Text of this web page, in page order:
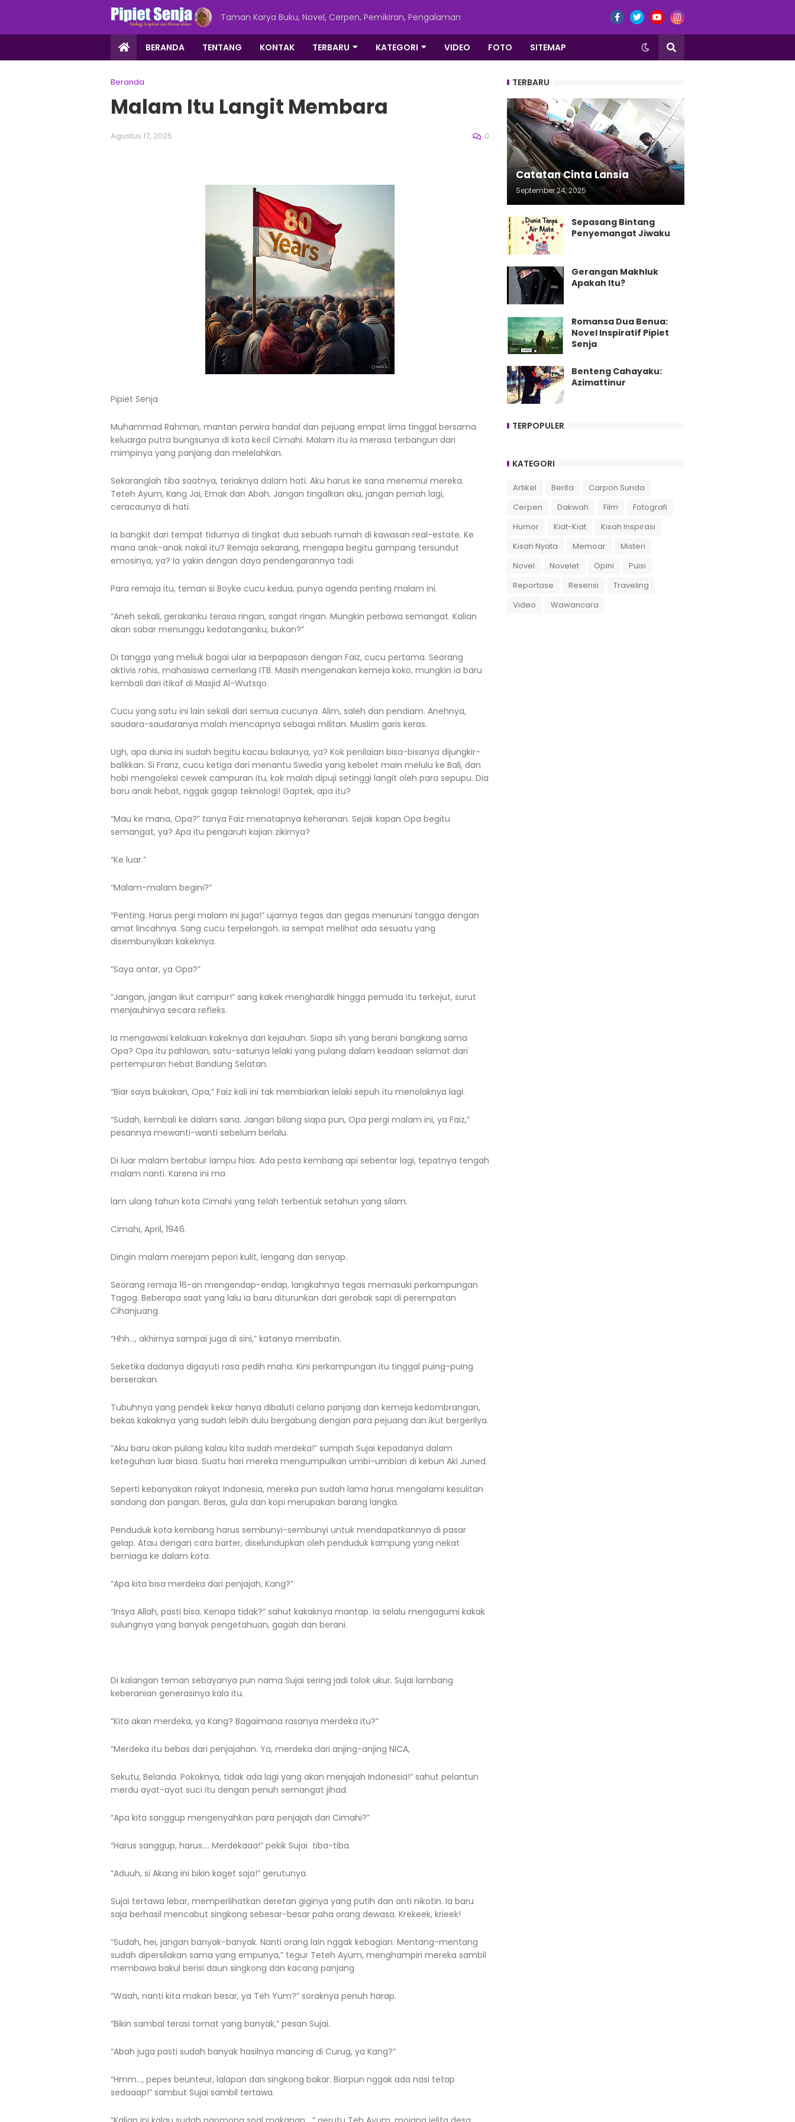
Taman Karya Buku, Novel, Cerpen, Pemikiran, Pengalaman
BERANDA TENTANG KONTAK TERBARU KATEGORI VIDEO FOTO SITEMAP
Beranda
Malam Itu Langit Membara
Agustus 17, 2025 0
Pipiet Senja
Muhammad Rahman, mantan perwira handal dan pejuang empat lima tinggal bersama
keluarga putra bungsunya di kota kecil Cimahi. Malam itu ia merasa terbangun dari
mimpinya yang panjang dan melelahkan.
Sekaranglah tiba saatnya, teriaknya dalam hati. Aku harus ke sana menemui mereka.
Teteh Ayum, Kang Jai, Emak dan Abah. Jangan tingalkan aku, jangan pernah lagi,
ceracaunya di hati.
Ia bangkit dari tempat tidurnya di tingkat dua sebuah rumah di kawasan real-estate. Ke
mana anak-anak nakal itu? Remaja sekarang, mengapa begitu gampang tersundut
emosinya, ya? Ia yakin dengan daya pendengarannya tadi.
Para remaja itu, teman si Boyke cucu kedua, punya agenda penting malam ini.
“Aneh sekali, gerakanku terasa ringan, sangat ringan. Mungkin perbawa semangat. Kalian
akan sabar menunggu kedatanganku, bukan?”
Di tangga yang meliuk bagai ular ia berpapasan dengan Faiz, cucu pertama. Seorang
aktivis rohis, mahasiswa cemerlang ITB. Masih mengenakan kemeja koko, mungkin ia baru
kembali dari itikaf di Masjid Al-Wutsqo.
Cucu yang satu ini lain sekali dari semua cucunya. Alim, saleh dan pendiam. Anehnya,
saudara-saudaranya malah mencapnya sebagai militan. Muslim garis keras.
Ugh, apa dunia ini sudah begitu kacau balaunya, ya? Kok penilaian bisa-bisanya dijungkir-
balikkan. Si Franz, cucu ketiga dari menantu Swedia yang kebelet main melulu ke Bali, dan
hobi mengoleksi cewek campuran itu, kok malah dipuji setinggi langit oleh para sepupu. Dia
baru anak hebat, nggak gagap teknologi! Gaptek, apa itu?
“Mau ke mana, Opa?” tanya Faiz menatapnya keheranan. Sejak kapan Opa begitu
semangat, ya? Apa itu pengaruh kajian zikirnya?
“Ke luar.”
“Malam-malam begini?”
“Penting. Harus pergi malam ini juga!” ujarnya tegas dan gegas menuruni tangga dengan
amat lincahnya. Sang cucu terpelongoh. Ia sempat melihat ada sesuatu yang
disembunyikan kakeknya.
“Saya antar, ya Opa?”
“Jangan, jangan ikut campur!” sang kakek menghardik hingga pemuda itu terkejut, surut
menjauhinya secara refleks.
Ia mengawasi kelakuan kakeknya dari kejauhan. Siapa sih yang berani bangkang sama
Opa? Opa itu pahlawan, satu-satunya lelaki yang pulang dalam keadaan selamat dari
pertempuran hebat Bandung Selatan.
“Biar saya bukakan, Opa,” Faiz kali ini tak membiarkan lelaki sepuh itu menolaknya lagi.
“Sudah, kembali ke dalam sana. Jangan bilang siapa pun, Opa pergi malam ini, ya Faiz,”
pesannya mewanti-wanti sebelum berlalu.
Di luar malam bertabur lampu hias. Ada pesta kembang api sebentar lagi, tepatnya tengah
malam nanti. Karena ini ma
lam ulang tahun kota Cimahi yang telah terbentuk setahun yang silam.
Cimahi, April, 1946.
Dingin malam merejam pepori kulit, lengang dan senyap.
Seorang remaja 16-an mengendap-endap, langkahnya tegas memasuki perkampungan
Tagog. Beberapa saat yang lalu ia baru diturunkan dari gerobak sapi di perempatan
Cihanjuang.
“Hhh…, akhirnya sampai juga di sini,” katanya membatin.
Seketika dadanya digayuti rasa pedih maha. Kini perkampungan itu tinggal puing-puing
berserakan.
Tubuhnya yang pendek kekar hanya dibaluti celana panjang dan kemeja kedombrangan,
bekas kakaknya yang sudah lebih dulu bergabung dengan para pejuang dan ikut bergerilya.
“Aku baru akan pulang kalau kita sudah merdeka!” sumpah Sujai kepadanya dalam
keteguhan luar biasa. Suatu hari mereka mengumpulkan umbi-umbian di kebun Aki Juned.
Seperti kebanyakan rakyat Indonesia, mereka pun sudah lama harus mengalami kesulitan
sandang dan pangan. Beras, gula dan kopi merupakan barang langka.
Penduduk kota kembang harus sembunyi-sembunyi untuk mendapatkannya di pasar
gelap. Atau dengan cara barter, diselundupkan oleh penduduk kampung yang nekat
berniaga ke dalam kota.
“Apa kita bisa merdeka dari penjajah, Kang?”
“Insya Allah, pasti bisa. Kenapa tidak?” sahut kakaknya mantap. Ia selalu mengagumi kakak
sulungnya yang banyak pengetahuan, gagah dan berani.
Di kalangan teman sebayanya pun nama Sujai sering jadi tolok ukur. Sujai lambang
keberanian generasinya kala itu.
“Kita akan merdeka, ya Kang? Bagaimana rasanya merdeka itu?”
“Merdeka itu bebas dari penjajahan. Ya, merdeka dari anjing-anjing NICA,
Sekutu, Belanda. Pokoknya, tidak ada lagi yang akan menjajah Indonesia!” sahut pelantun
merdu ayat-ayat suci itu dengan penuh semangat jihad.
“Apa kita sanggup mengenyahkan para penjajah dari Cimahi?”
“Harus sanggup, harus…. Merdekaaa!” pekik Sujai tiba-tiba.
“Aduuh, si Akang ini bikin kaget saja!” gerutunya.
Sujai tertawa lebar, memperlihatkan deretan giginya yang putih dan anti nikotin. Ia baru
saja berhasil mencabut singkong sebesar-besar paha orang dewasa. Krekeek, krieek!
“Sudah, hei, jangan banyak-banyak. Nanti orang lain nggak kebagian. Mentang-mentang
sudah dipersilakan sama yang empunya,” tegur Teteh Ayum, menghampiri mereka sambil
membawa bakul berisi daun singkong dan kacang panjang.
“Waah, nanti kita makan besar, ya Teh Yum?” soraknya penuh harap.
“Bikin sambal terasi tomat yang banyak,” pesan Sujai.
“Abah juga pasti sudah banyak hasilnya mancing di Curug, ya Kang?”
“Hmm…, pepes beunteur, lalapan dan singkong bakar. Biarpun nggak ada nasi tetap
sedaaap!” sambut Sujai sambil tertawa.
TERBARU
Catatan Cinta Lansia
September 24, 2025
Sepasang Bintang
Penyemangat Jiwaku
Gerangan Makhluk
Apakah Itu?
Romansa Dua Benua:
Novel Inspiratif Pipiet
Senja
Benteng Cahayaku:
Azimattinur
TERPOPULER
KATEGORI
Artikel Berita
Carpon Sunda
Cerpen
Dakwah Film
Fotografi
Humor
Kiat-Kiat
Kisah Inspirasi
Kisah Nyata
Memoar
Misteri
Novel
Novelet Opini
Puisi
Reportase
Resensi
Traveling
Video
Wawancara